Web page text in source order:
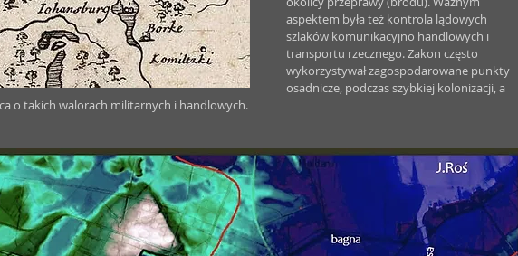
aspektem była też kontrola lądowych
szlaków komunikacyjno handlowych i
transportu rzecznego. Zakon często
wykorzystywał zagospodarowane punkty
osadnicze, podczas szybkiej kolonizacji, a
o takich walorach militarnych i handlowych.